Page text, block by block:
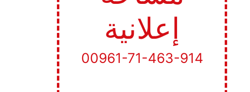
إعلانية
00961-71-463-914